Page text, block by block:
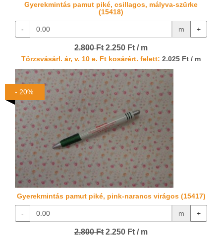
Gyerekmintás pamut piké, csillagos, mályva-szürke
(15418)
- m +
2.800 Ft 2.250 Ft / m
Törzsvásárl. ár, v. 10 e. Ft kosárért. felett: 2.025 Ft / m
Gyerekmintás pamut piké, pink-narancs virágos (15417)
- m +
2.800 Ft 2.250 Ft / m
- 20%